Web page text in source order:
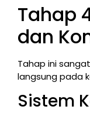
Tahap
dan
Tahap ini
langsung pada
Sistem